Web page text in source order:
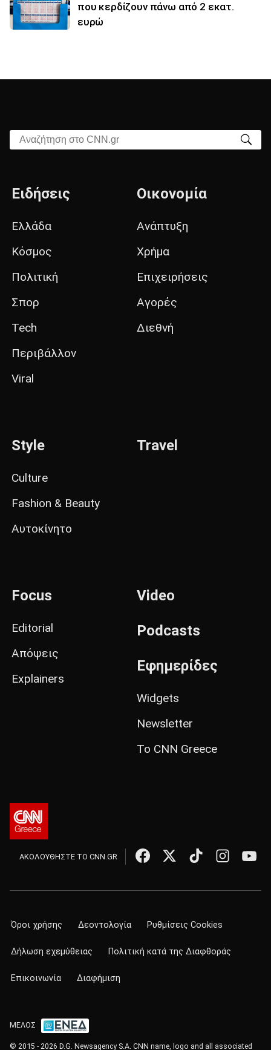
που κερδίζουν πάνω από 2 εκατ.
ευρώ
Αναζήτηση στο CNN.gr
Ειδήσεις
Ελλάδα
Κόσμος
Πολιτική
Σπορ
Tech
Περιβάλλον
Viral
Οικονομία
Ανάπτυξη
Χρήμα
Επιχειρήσεις
Αγορές
Διεθνή
Style
Culture
Fashion & Beauty
Αυτοκίνητο
Travel
Focus
Editorial
Απόψεις
Explainers
Video
Podcasts
Εφημερίδες
Widgets
Newsletter
Το CNN Greece
ΑΚΟΛΟΥΘΗΣΤΕ ΤΟ CNN.GR
Όροι χρήσης Δεοντολογία Ρυθμίσεις Cookies
Δήλωση εχεμύθειας Πολιτική κατά της Διαφθοράς
Επικοινωνία Διαφήμιση
ΜΕΛΟΣ
© 2015 - 2026 D.G. Newsagency S.A. CNN name, logo and all associated